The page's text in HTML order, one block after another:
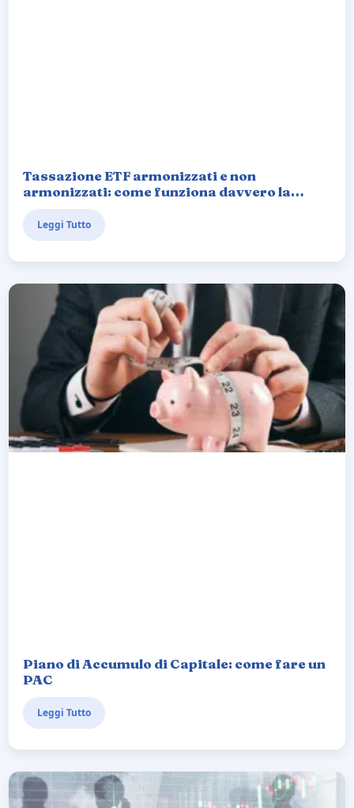
Tassazione ETF armonizzati e non
armonizzati: come funziona davvero la
doppia imposizione
Leggi Tutto
Piano di Accumulo di Capitale: come fare un
PAC
Leggi Tutto